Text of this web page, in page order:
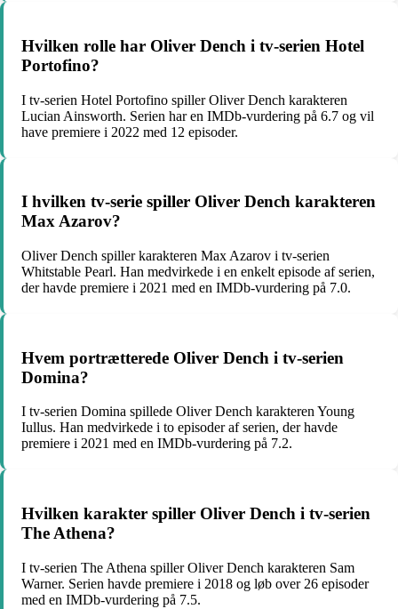
Hvilken rolle har Oliver Dench i tv-serien Hotel
Portofino?
I tv-serien Hotel Portofino spiller Oliver Dench karakteren
Lucian Ainsworth. Serien har en IMDb-vurdering på 6.7 og vil
have premiere i 2022 med 12 episoder.
I hvilken tv-serie spiller Oliver Dench karakteren
Max Azarov?
Oliver Dench spiller karakteren Max Azarov i tv-serien
Whitstable Pearl. Han medvirkede i en enkelt episode af serien,
der havde premiere i 2021 med en IMDb-vurdering på 7.0.
Hvem portrætterede Oliver Dench i tv-serien
Domina?
I tv-serien Domina spillede Oliver Dench karakteren Young
Iullus. Han medvirkede i to episoder af serien, der havde
premiere i 2021 med en IMDb-vurdering på 7.2.
Hvilken karakter spiller Oliver Dench i tv-serien
The Athena?
I tv-serien The Athena spiller Oliver Dench karakteren Sam
Warner. Serien havde premiere i 2018 og løb over 26 episoder
med en IMDb-vurdering på 7.5.